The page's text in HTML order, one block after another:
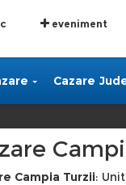
eveniment
Cazare
Campia Turzii: